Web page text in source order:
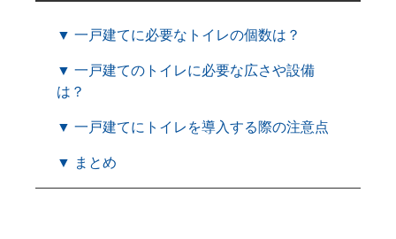
▼ 一戸建てに必要なトイレの個数は？
▼ 一戸建てのトイレに必要な広さや設備
は？
▼ 一戸建てにトイレを導入する際の注意点
▼ まとめ